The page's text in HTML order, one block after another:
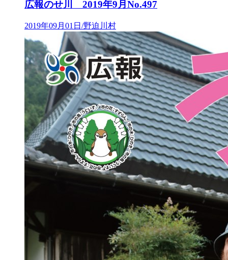
広報のせ川 2019年9月No.497
2019年09月01日/野迫川村